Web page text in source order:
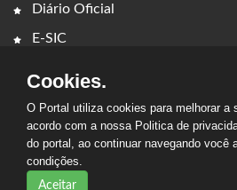
Diário Oficial
E-SIC
Cookies.
O Portal utiliza cookies para melhorar a
acordo com a nossa Politica de
do portal, ao continuar navegando você
condições.
Aceitar
2026 - PREFEITURA MUNICIPAL DE
MARANHÃO. Todos os direitos